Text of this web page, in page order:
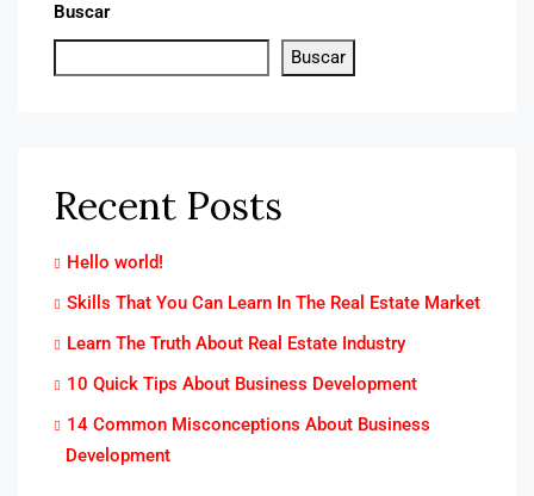
Buscar
Buscar
Recent Posts
Hello world!
Skills That You Can Learn In The Real Estate Market
Learn The Truth About Real Estate Industry
10 Quick Tips About Business Development
14 Common Misconceptions About Business
Development